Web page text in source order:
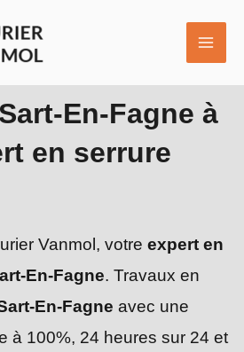
En-Fagne à
en serrure
Vanmol, votre expert en
En-Fagne. Travaux en
En-Fagne avec une
à 100%, 24 heures sur 24 et